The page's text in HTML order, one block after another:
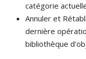
catégorie
Annuler et
dernière
bibliothèque